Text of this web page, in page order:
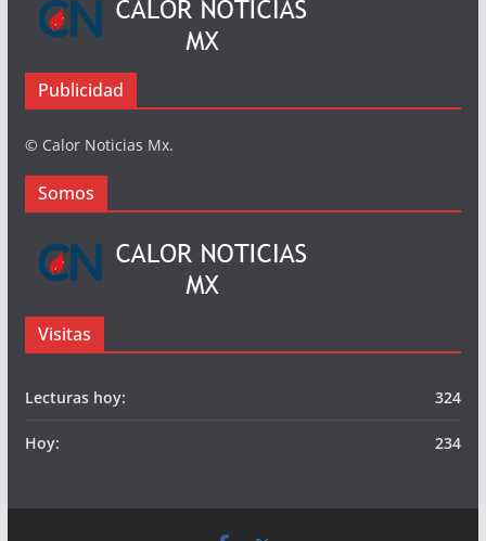
Publicidad
© Calor Noticias Mx.
Somos
Visitas
324
Lecturas hoy:
234
Hoy: